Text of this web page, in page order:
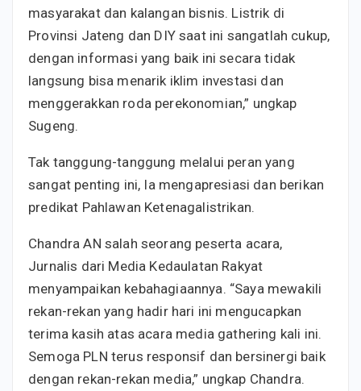
masyarakat dan kalangan bisnis. Listrik di
Provinsi Jateng dan DIY saat ini sangatlah cukup,
dengan informasi yang baik ini secara tidak
langsung bisa menarik iklim investasi dan
menggerakkan roda perekonomian,” ungkap
Sugeng.
Tak tanggung-tanggung melalui peran yang
sangat penting ini, Ia mengapresiasi dan berikan
predikat Pahlawan Ketenagalistrikan.
Chandra AN salah seorang peserta acara,
Jurnalis dari Media Kedaulatan Rakyat
menyampaikan kebahagiaannya. “Saya mewakili
rekan-rekan yang hadir hari ini mengucapkan
terima kasih atas acara media gathering kali ini.
Semoga PLN terus responsif dan bersinergi baik
dengan rekan-rekan media,” ungkap Chandra.